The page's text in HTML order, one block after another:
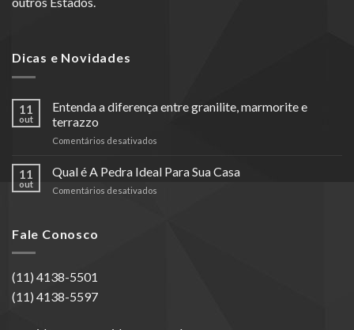
Dicas e Novidades
11
out
Entenda a diferença entre granilite, marmorite e
terrazzo
Comentários desativados
a
diferença
11
out
Qual é A Pedra Ideal Para Sua Casa
Comentários desativados
Fale Conosco
(11) 4138-5501
(11) 4138-5597